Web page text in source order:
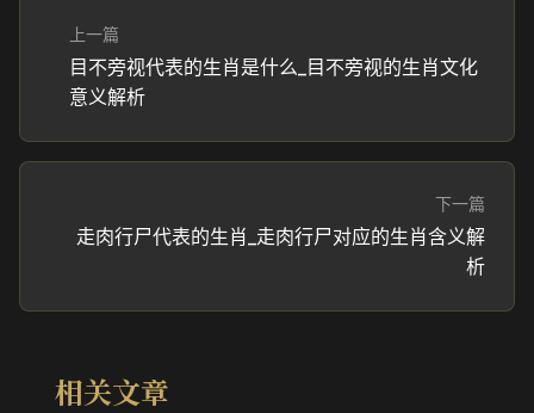
上一篇
目不旁视代表的生肖是什么_目不旁视的生肖文化
意义解析
下一篇
走肉行尸代表的生肖_走肉行尸对应的生肖含义解
析
相关文章